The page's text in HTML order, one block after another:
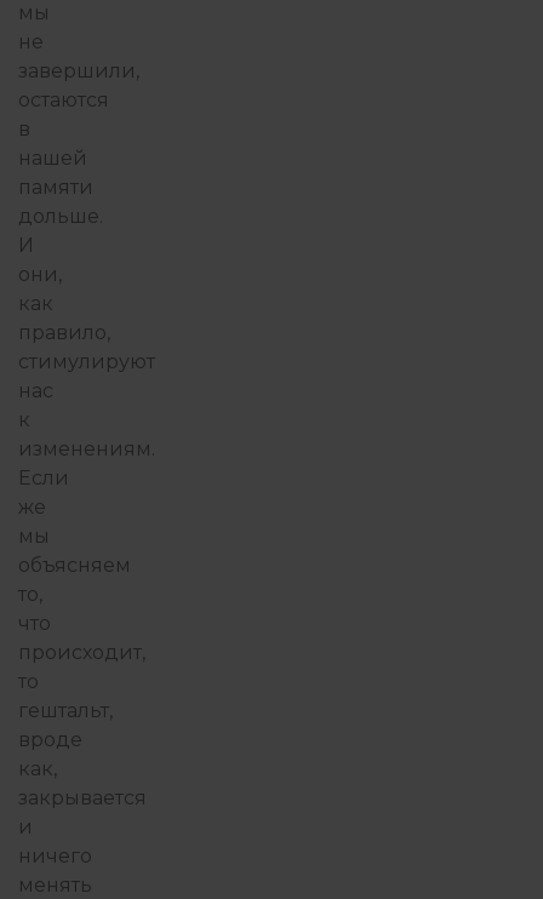
мы
не
завершили,
остаются
в
нашей
памяти
дольше.
И
они,
как
правило,
стимулируют
нас
к
изменениям.
Если
же
мы
объясняем
то,
что
происходит,
то
гештальт,
вроде
как,
закрывается
и
ничего
менять